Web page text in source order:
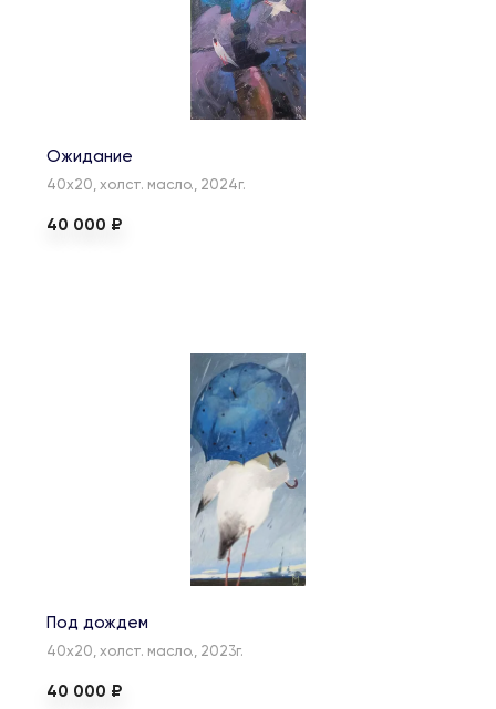
Ожидание
40х20, холст. масло., 2024г.
40 000 ₽
Под дождем
40х20, холст. масло., 2023г.
40 000 ₽